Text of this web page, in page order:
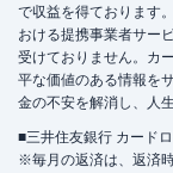
で収益を得ております
おける提携事業者サー
受けておりません。カ
平な価値のある情報を
金の不安を解消し、人
■三井住友銀行 カード
※毎月の返済は、返済